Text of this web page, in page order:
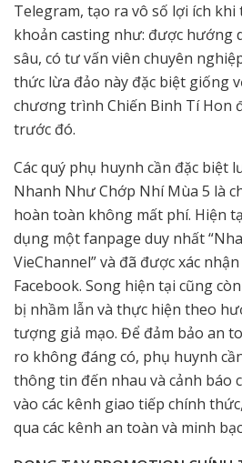
Telegram, tạo ra vô số lợi ích
khoản casting như: được hướng
sâu, có tư vấn viên chuyên
thức lừa đảo này đặc biệt giống
chương trình Chiến Binh Tí Hon
trước đó.
Các quý phụ huynh cần đặc biệt
Nhanh Như Chớp Nhí Mùa 5 là
hoàn toàn không mất phí. Hiện
dụng một fanpage duy nhất
VieChannel” và đã được xác
Facebook. Song hiện tại cũng
bị nhầm lẫn và thực hiện theo
tượng giả mạo. Để đảm bảo an
ro không đáng có, phụ huynh
thông tin đến nhau và cảnh báo
vào các kênh giao tiếp chính
qua các kênh an toàn và minh